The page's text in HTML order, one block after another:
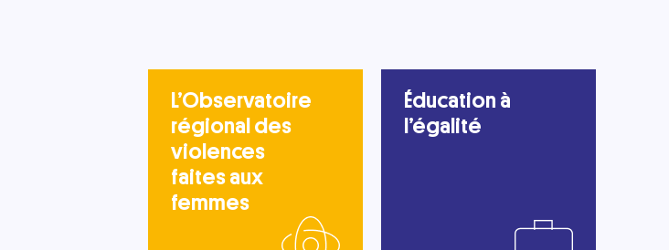
L’Observatoire
régional des
violences
faites aux
femmes
Éducation à
l’égalité